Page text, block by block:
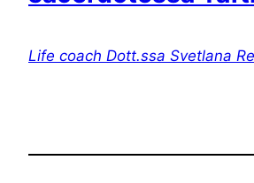
Life coach Dott.ssa Svetlana